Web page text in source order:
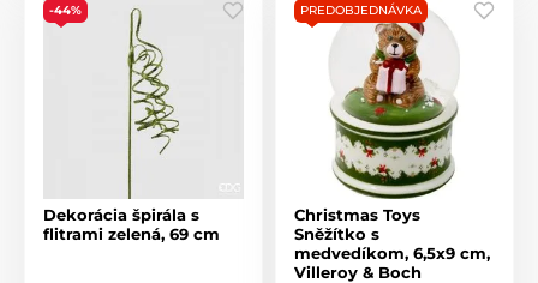
-44%
Dekorácia špirála s
flitrami zelená, 69 cm
PREDOBJEDNÁVKA
Christmas Toys
Sněžítko s
medvedíkom, 6,5x9 cm,
Villeroy & Boch